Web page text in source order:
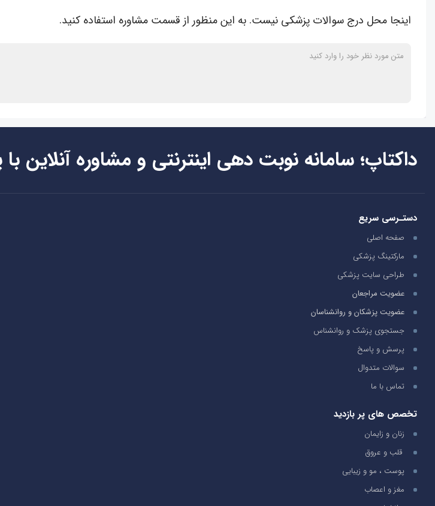
اینجا محل درج سوالات پزشکی نیست. به این منظور از قسمت مشاوره استفاده کنید.
داکتاپ؛ سامانه نوبت دهی اینترنتی و مشاوره آنلاین
دستـرسی سریع
صفحه اصلی
مارکتینگ پزشکی
طراحی سایت پزشکی
عضویت مراجعان
عضویت پزشکان و روانشناسان
جستجوی پزشک و روانشناس
پرسش و پاسخ
سوالات متدوال
تماس با ما
تخصص های پر بازدید
زنان و زایمان
قلب و عروق
پوست ، مو و زیبایی
مغز و اعصاب